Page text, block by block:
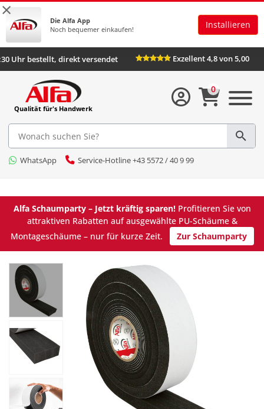
×
Die Alfa App
Noch bequemer einkaufen!
Installieren
Bis 16:30 Uhr bestellt, direkt versendet Exzellent 4,8 von
Qualität für's Handwerk
WhatsApp Service-Hotline +43 5572 / 40 9 99
0
Alfa Schaumparty – Jetzt kräftig sparen!Profitieren Sie von
attraktiven Rabatten auf ausgewählte PU-Schäume &
Montageschäume – nur für kurze Zeit.
Zur Schaumparty